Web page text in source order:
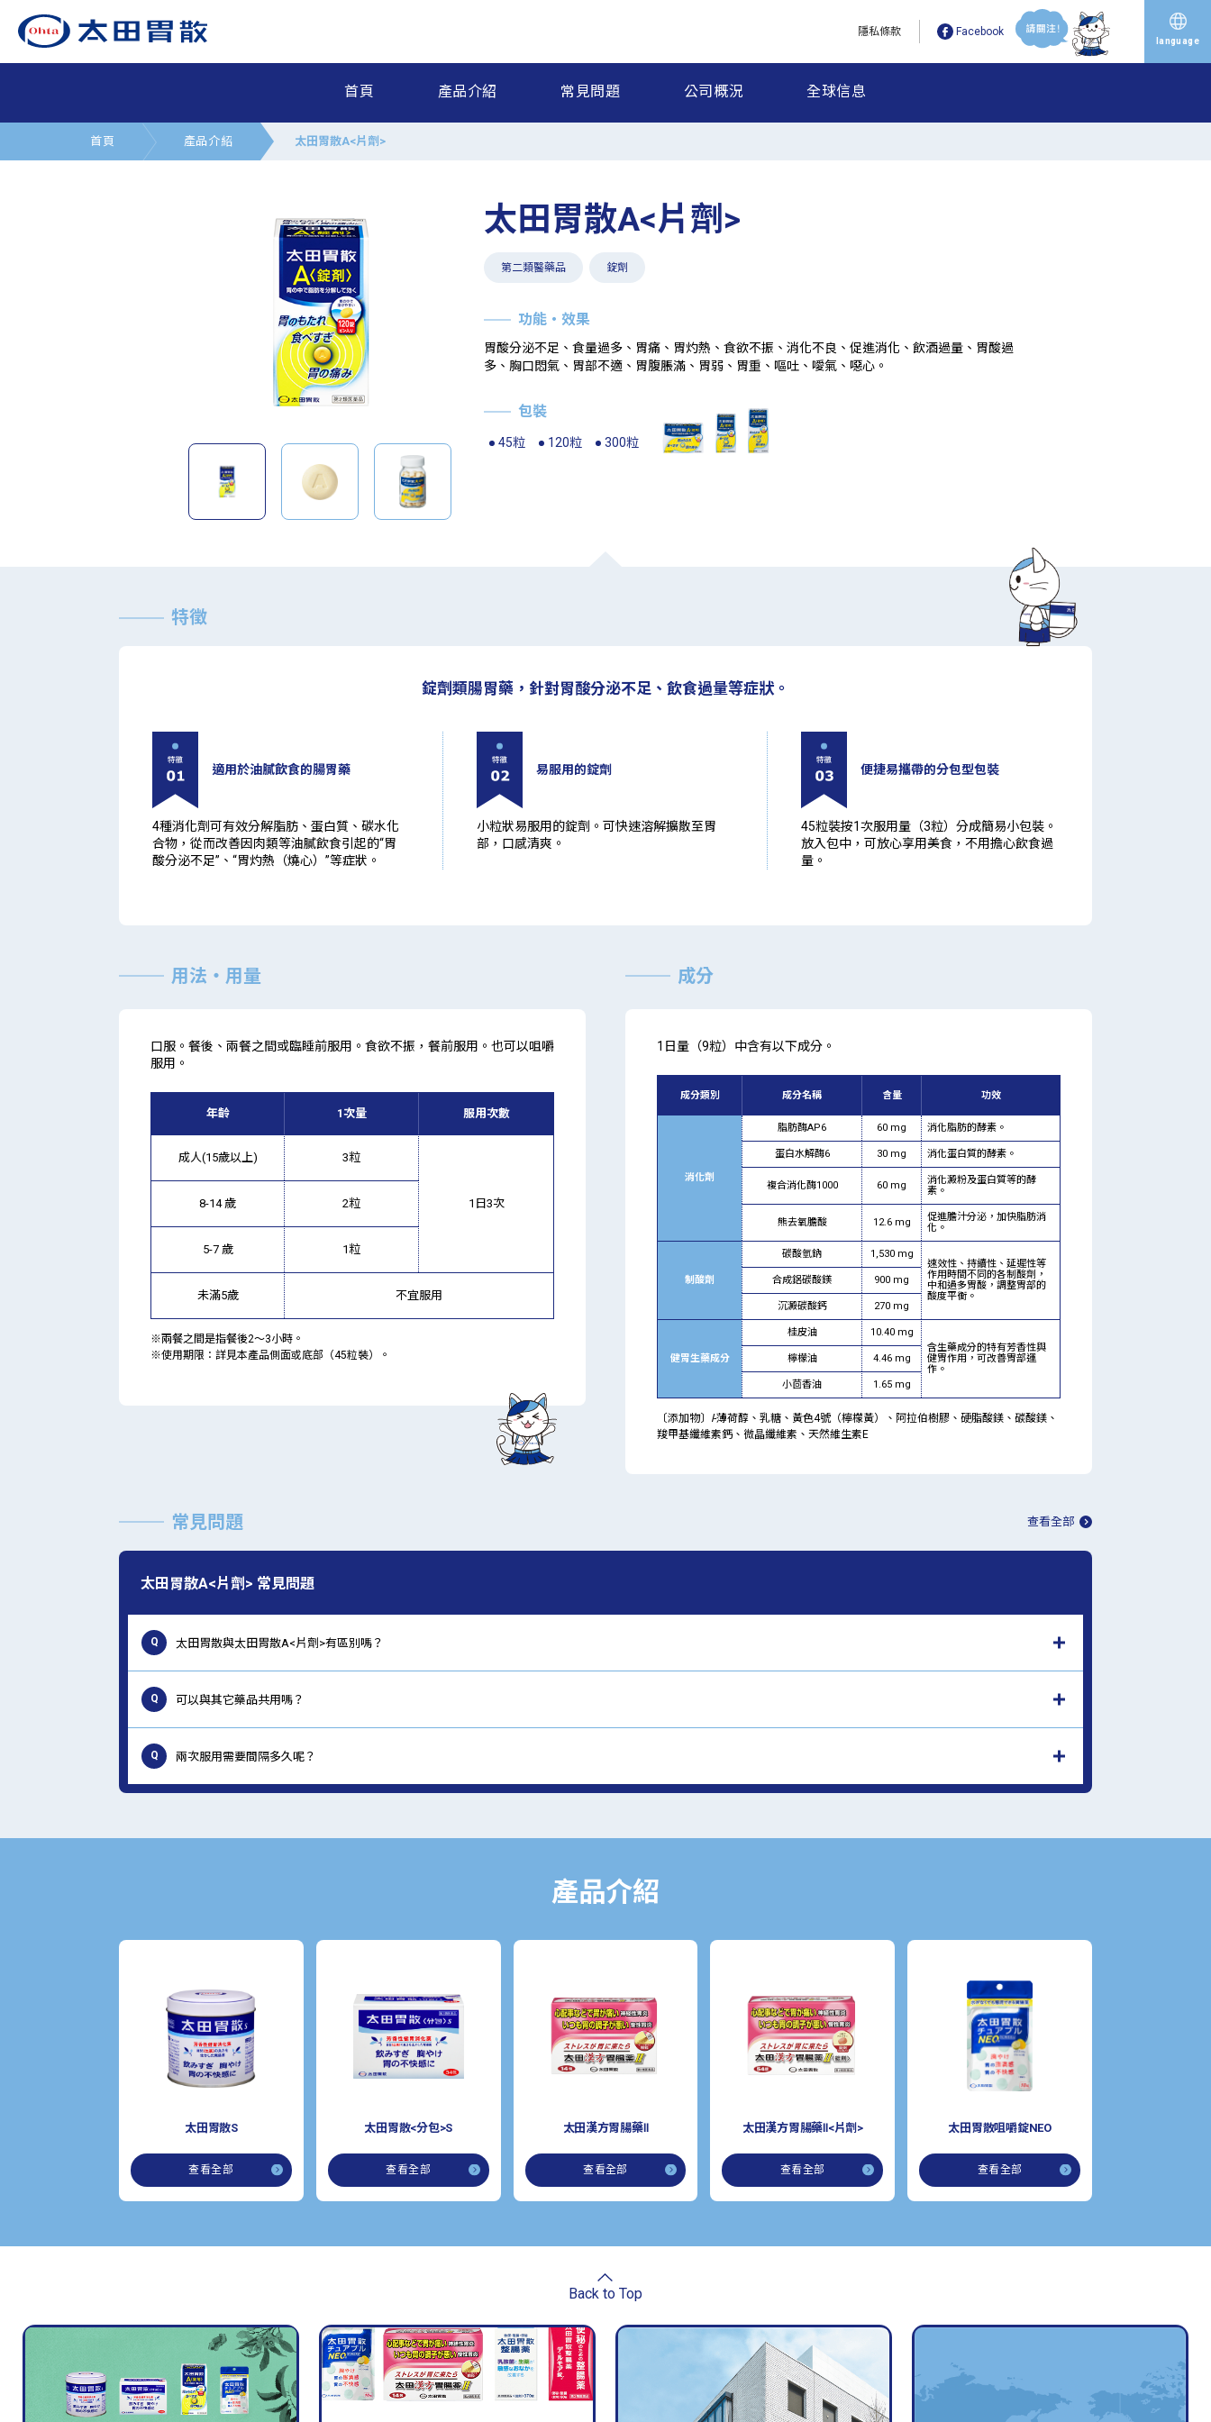
隱私條款 Facebook
language
首頁 產品介紹 常見問題 公司概況 全球信息
首頁 產品介紹 太田胃散A<片劑>
太田胃散A<片劑>
第二類醫藥品 錠劑
功能・效果
胃酸分泌不足、食量過多、胃痛、胃灼熱、食欲不振、消化不良、促進消化、飲酒過量、胃酸過
多、胸口悶氣、胃部不適、胃腹脹滿、胃弱、胃重、嘔吐、噯氣、噁心。
包裝
45粒 120粒 300粒
特徵
錠劑類腸胃藥，針對胃酸分泌不足、飲食過量等症狀。
適用於油膩飲食的腸胃藥
4種消化劑可有效分解脂肪、蛋白質、碳水化
合物，從而改善因肉類等油膩飲食引起的“胃
酸分泌不足”、“胃灼熱（燒心）”等症狀。
易服用的錠劑
小粒狀易服用的錠劑。可快速溶解擴散至胃
部，口感清爽。
便捷易攜帶的分包型包裝
45粒裝按1次服用量（3粒）分成簡易小包裝。
放入包中，可放心享用美食，不用擔心飲食過
量。
用法・用量
口服。餐後、兩餐之間或臨睡前服用。食欲不振，餐前服用。也可以咀嚼
服用。
年齡 1次量 服用次數
成人(15歲以上) 3粒
1日3次
8-14 歲 2粒
5-7 歲 1粒
未滿5歲 不宜服用
※兩餐之間是指餐後2～3小時。
※使用期限：詳見本產品側面或底部（45粒裝）。
成分
1日量（9粒）中含有以下成分。
成分類別 成分名稱 含量 功效
消化劑
脂肪酶AP6 60 mg 消化脂肪的酵素。
蛋白水解酶6 30 mg 消化蛋白質的酵素。
複合消化酶1000 60 mg
消化澱粉及蛋白質等的酵
素。
熊去氧膽酸 12.6 mg
促進膽汁分泌，加快脂肪消
化。
制酸劑
碳酸氫鈉
1,530 mg
速效性、持續性、延遲性等
作用時間不同的各制酸劑，
中和過多胃酸，調整胃部的
酸度平衡。
合成鋁碳酸鎂 900 mg
沉澱碳酸鈣 270 mg
健胃生藥成分
桂皮油
10.40 mg
含生藥成分的特有芳香性與
健胃作用，可改善胃部運
作。
檸檬油 4.46 mg
小茴香油 1.65 mg
〔添加物〕 l-薄荷醇、乳糖、黃色4號（檸檬黃）、阿拉伯樹膠、硬脂酸鎂、碳酸鎂、
羧甲基纖維素鈣、微晶纖維素、天然維生素E
常見問題 查看全部
太田胃散A<片劑> 常見問題
Q 太田胃散與太田胃散A<片劑>有區別嗎？
A
這兩款產品都是針對胃部不適的綜合性腸胃藥，區別在於成分與劑型不同。太田胃散A<片劑>可有效分解脂肪、蛋白質、碳水化合物，從而改善因肉類等油膩飲食引
Q 可以與其它藥品共用嗎？
A 與其它藥品共用的話，可能會對藥效產生影響。根據用藥不同，產生的情況也各不相同，因此建議向醫生或藥劑師諮詢相關事項。
Q 兩次服用需要間隔多久呢？
產品介紹
太田胃散S
查看全部
太田胃散<分包>S
查看全部
太田漢方胃腸藥Ⅱ
查看全部
太田漢方胃腸藥Ⅱ<片劑>
查看全部
太田胃散咀嚼錠NEO
查看全部
Back to Top